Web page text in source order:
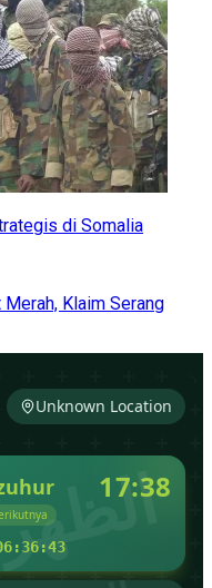
di Somalia
Klaim Serang